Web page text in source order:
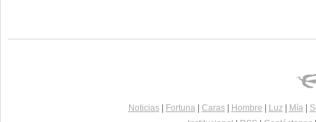
Noticias| Fortuna| Caras| Hombre Luz| Mía|